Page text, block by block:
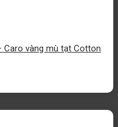
vàng mù tạt Cotton